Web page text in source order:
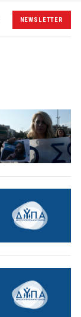
NEWSLETTER